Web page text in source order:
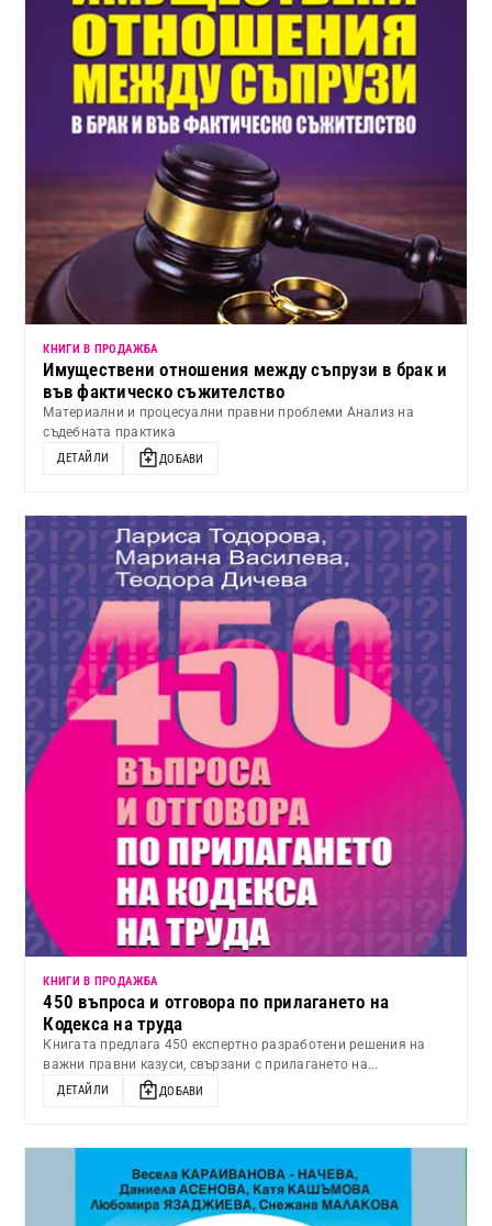
КНИГИ В ПРОДАЖБА
Имуществени отношения между съпрузи в брак и
във фактическо съжителство
Материални и процесуални правни проблеми Анализ на
съдебната практика
ДЕТАЙЛИ ДОБАВИ
КНИГИ В ПРОДАЖБА
450 въпроса и отговора по прилагането на
Кодекса на труда
Книгата предлага 450 експертно разработени решения на
важни правни казуси, свързани с прилагането на...
ДЕТАЙЛИ ДОБАВИ